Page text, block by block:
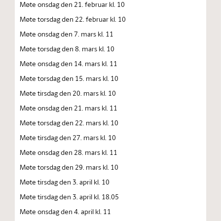
Møte onsdag den 21. februar kl. 10
Møte torsdag den 22. februar kl. 10
Møte onsdag den 7. mars kl. 11
Møte torsdag den 8. mars kl. 10
Møte onsdag den 14. mars kl. 11
Møte torsdag den 15. mars kl. 10
Møte tirsdag den 20. mars kl. 10
Møte onsdag den 21. mars kl. 11
Møte torsdag den 22. mars kl. 10
Møte tirsdag den 27. mars kl. 10
Møte onsdag den 28. mars kl. 11
Møte torsdag den 29. mars kl. 10
Møte tirsdag den 3. april kl. 10
Møte tirsdag den 3. april kl. 18.05
Møte onsdag den 4. april kl. 11